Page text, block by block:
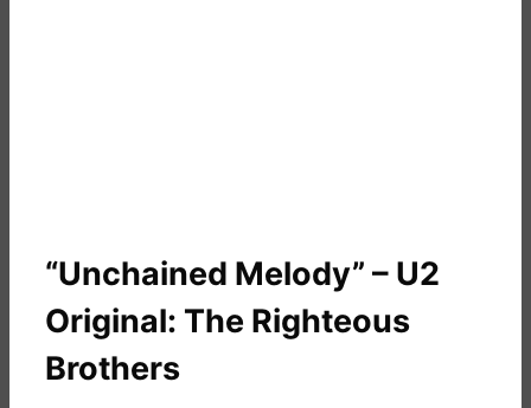
“Unchained Melody” – U2
Original: The Righteous
Brothers